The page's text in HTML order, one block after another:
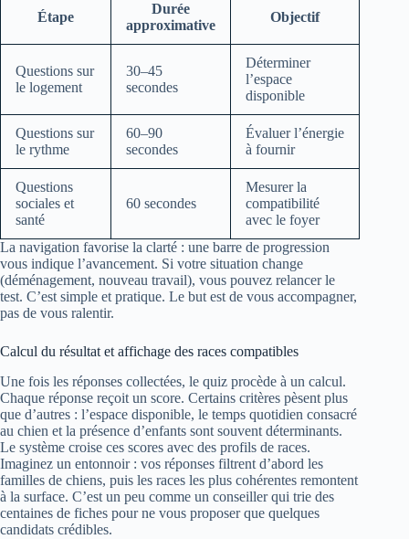
Étape
Durée
approximative
Objectif
Questions sur
le logement
30–45
secondes
Déterminer
l’espace
disponible
Questions sur
le rythme
60–90
secondes
Évaluer l’énergie
à fournir
Questions
sociales et
santé
60 secondes
Mesurer la
compatibilité
avec le foyer
La navigation favorise la clarté : une barre de progression
vous indique l’avancement. Si votre situation change
(déménagement, nouveau travail), vous pouvez relancer le
test. C’est simple et pratique. Le but est de vous accompagner,
pas de vous ralentir.
Calcul du résultat et affichage des races compatibles
Une fois les réponses collectées, le quiz procède à un calcul.
Chaque réponse reçoit un score. Certains critères pèsent plus
que d’autres : l’espace disponible, le temps quotidien consacré
au chien et la présence d’enfants sont souvent déterminants.
Le système croise ces scores avec des profils de races.
Imaginez un entonnoir : vos réponses filtrent d’abord les
familles de chiens, puis les races les plus cohérentes remontent
à la surface. C’est un peu comme un conseiller qui trie des
centaines de fiches pour ne vous proposer que quelques
candidats crédibles.